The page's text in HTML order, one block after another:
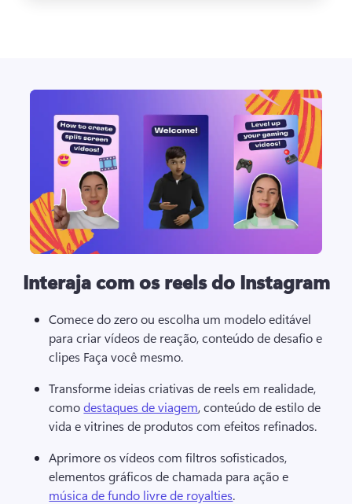
Interaja com os reels do Instagram
Comece do zero ou escolha um modelo editável
para criar vídeos de reação, conteúdo de desafio e
clipes Faça você mesmo.
Transforme ideias criativas de reels em realidade,
como destaques de viagem, conteúdo de estilo de
vida e vitrines de produtos com efeitos refinados.
Aprimore os vídeos com filtros sofisticados,
elementos gráficos de chamada para ação e
música de fundo livre de royalties.